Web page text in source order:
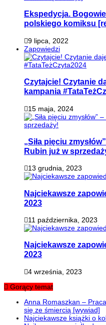
Ekspedycja.
polskiego komiksu
9 lipca, 2022
Zapowiedzi
Czytajcie! Czytanie
kampania
15 maja, 2024
„Siła pięciu
Rubin już w
13 grudnia, 2023
Najciekawsze
2023
11 października, 2023
Najciekawsze
2023
4 września, 2023
Gorący temat
Anna Romaszkan –
się ze śmiercią [wywiad]
Najciekawsze książki o